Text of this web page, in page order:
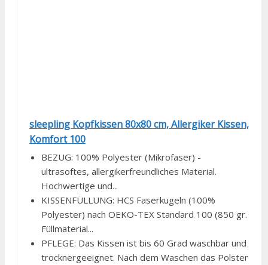
sleepling Kopfkissen 80x80 cm, Allergiker Kissen,
Komfort 100
BEZUG: 100% Polyester (Mikrofaser) -
ultrasoftes, allergikerfreundliches Material.
Hochwertige und...
KISSENFÜLLUNG: HCS Faserkugeln (100%
Polyester) nach OEKO-TEX Standard 100 (850 gr.
Füllmaterial...
PFLEGE: Das Kissen ist bis 60 Grad waschbar und
trocknergeeignet. Nach dem Waschen das Polster